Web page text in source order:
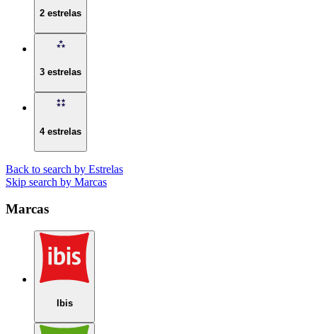
2 estrelas
3 estrelas
4 estrelas
Back to search by Estrelas
Skip search by Marcas
Marcas
Ibis